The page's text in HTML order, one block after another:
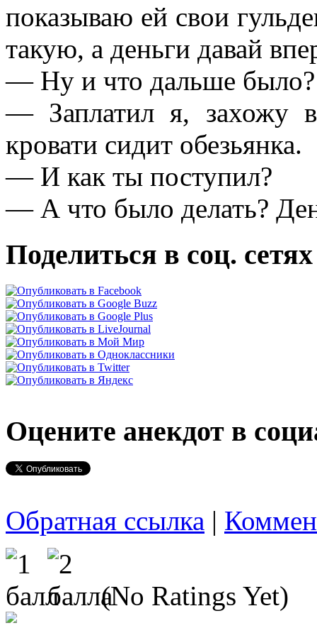
показываю ей свои
такую, а деньги давай
— Hу и что дальше было?
— Заплатил я, захожу
кровати сидит обезьянка.
— И как ты поступил?
— А что было делать?
Поделиться в соц. сетях
Оцените анекдот в
Обратная ссылка |
(No Ratings Yet)